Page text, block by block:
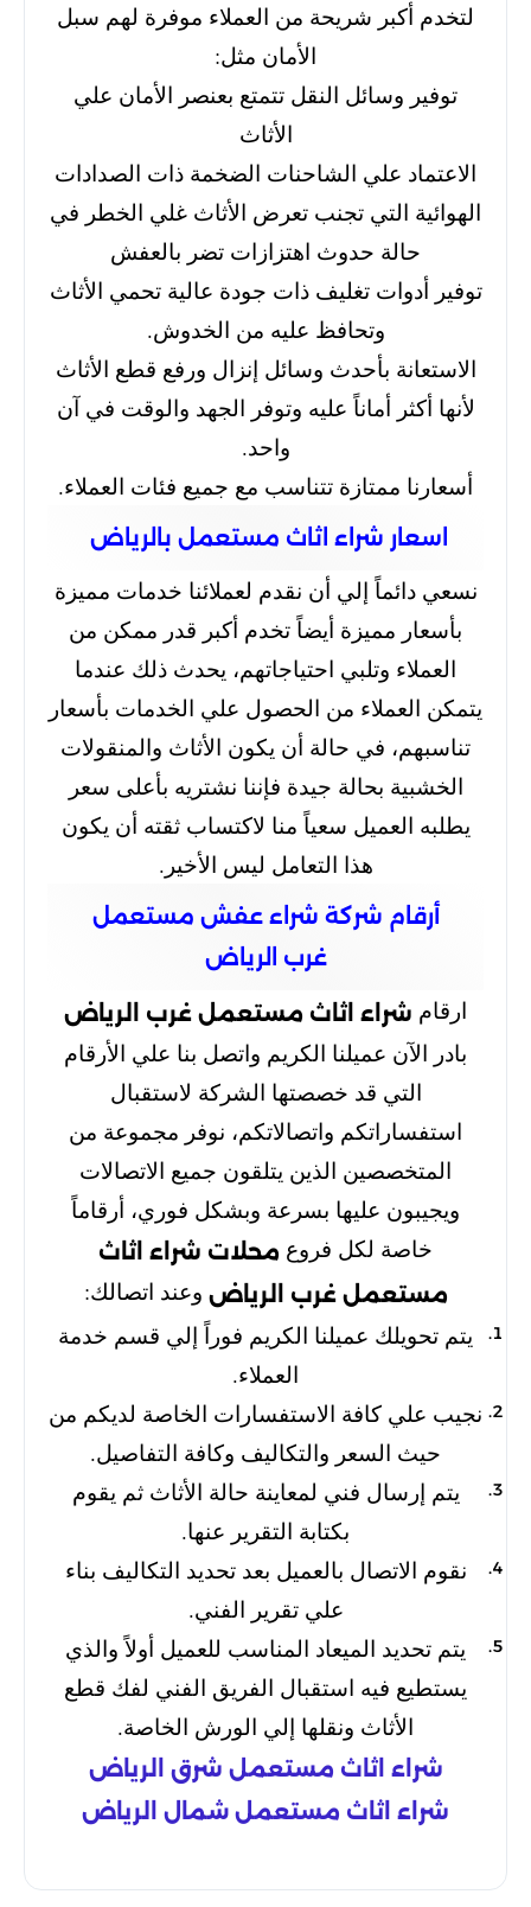
لتخدم أكبر شريحة من العملاء موفرة لهم سبل
الأمان مثل:
توفير وسائل النقل تتمتع بعنصر الأمان علي
الأثاث
الاعتماد علي الشاحنات الضخمة ذات الصدادات
الهوائية التي تجنب تعرض الأثاث غلي الخطر في
حالة حدوث اهتزازات تضر بالعفش
توفير أدوات تغليف ذات جودة عالية تحمي الأثاث
وتحافظ عليه من الخدوش.
الاستعانة بأحدث وسائل إنزال ورفع قطع الأثاث
لأنها أكثر أماناً عليه وتوفر الجهد والوقت في آن
واحد.
أسعارنا ممتازة تتناسب مع جميع فئات العملاء.
اسعار شراء اثاث مستعمل بالرياض
نسعي دائماً إلي أن نقدم لعملائنا خدمات مميزة
بأسعار مميزة أيضاً تخدم أكبر قدر ممكن من
العملاء وتلبي احتياجاتهم، يحدث ذلك عندما
يتمكن العملاء من الحصول علي الخدمات بأسعار
تناسبهم، في حالة أن يكون الأثاث والمنقولات
الخشبية بحالة جيدة فإننا نشتريه بأعلى سعر
يطلبه العميل سعياً منا لاكتساب ثقته أن يكون
هذا التعامل ليس الأخير.
أرقام شركة شراء عفش مستعمل
غرب الرياض
ارقام شراء اثاث مستعمل غرب الرياض
بادر الآن عميلنا الكريم واتصل بنا علي الأرقام
التي قد خصصتها الشركة لاستقبال
استفساراتكم واتصالاتكم، نوفر مجموعة من
المتخصصين الذين يتلقون جميع الاتصالات
ويجيبون عليها بسرعة وبشكل فوري، أرقاماً
خاصة لكل فروع محلات شراء اثاث
مستعمل غرب الرياض وعند اتصالك:
يتم تحويلك عميلنا الكريم فوراً إلي قسم خدمة
العملاء.
نجيب علي كافة الاستفسارات الخاصة لديكم من
حيث السعر والتكاليف وكافة التفاصيل.
يتم إرسال فني لمعاينة حالة الأثاث ثم يقوم
بكتابة التقرير عنها.
نقوم الاتصال بالعميل بعد تحديد التكاليف بناء
علي تقرير الفني.
يتم تحديد الميعاد المناسب للعميل أولاً والذي
يستطيع فيه استقبال الفريق الفني لفك قطع
الأثاث ونقلها إلي الورش الخاصة.
شراء اثاث مستعمل شرق الرياض
شراء اثاث مستعمل شمال الرياض